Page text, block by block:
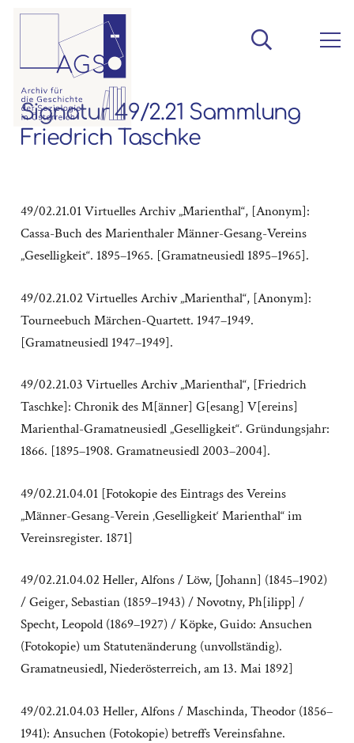
Signatur 49/2.21 Sammlung
Friedrich Taschke
49/02.21.01 Virtuelles Archiv „Marienthal“, [Anonym]:
Cassa-Buch des Marienthaler Männer-Gesang-Vereins
„Geselligkeit“. 1895–1965. [Gramatneusiedl 1895–1965].
49/02.21.02 Virtuelles Archiv „Marienthal“, [Anonym]:
Tourneebuch Märchen-Quartett. 1947–1949.
[Gramatneusiedl 1947–1949].
49/02.21.03 Virtuelles Archiv „Marienthal“, [Friedrich
Taschke]: Chronik des M[änner] G[esang] V[ereins]
Marienthal-Gramatneusiedl „Geselligkeit“. Gründungsjahr:
1866. [1895–1908. Gramatneusiedl 2003–2004].
49/02.21.04.01 [Fotokopie des Eintrags des Vereins
„Männer-Gesang-Verein ‚Geselligkeit‘ Marienthal“ im
Vereinsregister. 1871]
49/02.21.04.02 Heller, Alfons / Löw, [Johann] (1845–1902)
/ Geiger, Sebastian (1859–1943) / Novotny, Ph[ilipp] /
Specht, Leopold (1869–1927) / Köpke, Guido: Ansuchen
(Fotokopie) um Statutenänderung (unvollständig).
Gramatneusiedl, Niederösterreich, am 13. Mai 1892]
49/02.21.04.03 Heller, Alfons / Maschinda, Theodor (1856–
1941): Ansuchen (Fotokopie) betreffs Vereinsfahne.